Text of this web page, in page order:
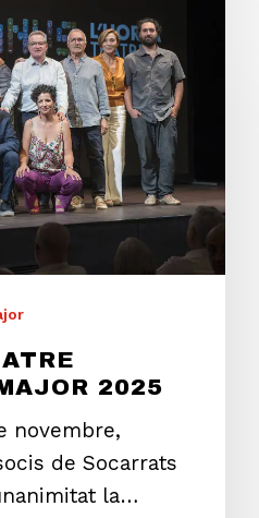
2025
novembre,
de Socarrats
la…